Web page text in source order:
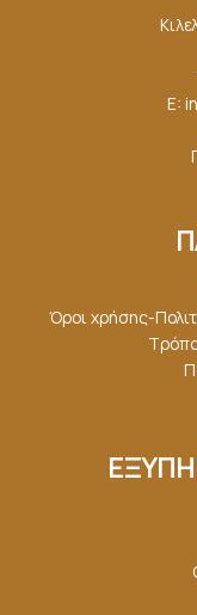
E:
Όροι χρήσης-